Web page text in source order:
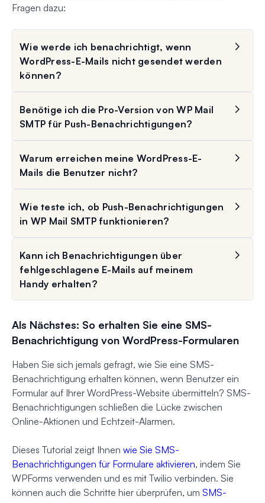
Fragen dazu:
Wie werde ich benachrichtigt, wenn
WordPress-E-Mails nicht gesendet werden
können?
Benötige ich die Pro-Version von WP Mail
SMTP für Push-Benachrichtigungen?
Warum erreichen meine WordPress-E-
Mails die Benutzer nicht?
Wie teste ich, ob Push-Benachrichtigungen
in WP Mail SMTP funktionieren?
Kann ich Benachrichtigungen über
fehlgeschlagene E-Mails auf meinem
Handy erhalten?
Als Nächstes: So erhalten Sie eine SMS-
Benachrichtigung von WordPress-Formularen
Haben Sie sich jemals gefragt, wie Sie eine SMS-
Benachrichtigung erhalten können, wenn Benutzer ein
Formular auf Ihrer WordPress-Website übermitteln? SMS-
Benachrichtigungen schließen die Lücke zwischen
Online-Aktionen und Echtzeit-Alarmen.
Dieses Tutorial zeigt Ihnen wie Sie SMS-
Benachrichtigungen für Formulare aktivieren, indem Sie
WPForms verwenden und es mit Twilio verbinden. Sie
können auch die Schritte hier überprüfen, um SMS-